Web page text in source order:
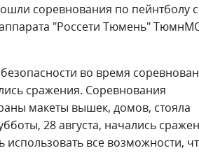
соревнования по пейнтболу
"Россети Тюмень"
во время
сражения. Соревнования
макеты вышек, домов, стояла
28 августа, начались
все возможности,